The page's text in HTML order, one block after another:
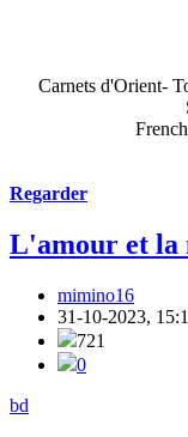
Carnets d'Orient-
Regarder
L'amour et la
mimino16
31-10-2023,
721
0
bd